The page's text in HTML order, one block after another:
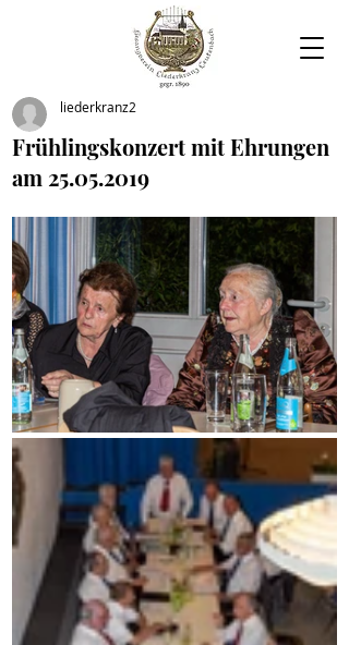
Frühlingskonzert mit Ehrungen
am 25.05.2019
liederkranz2